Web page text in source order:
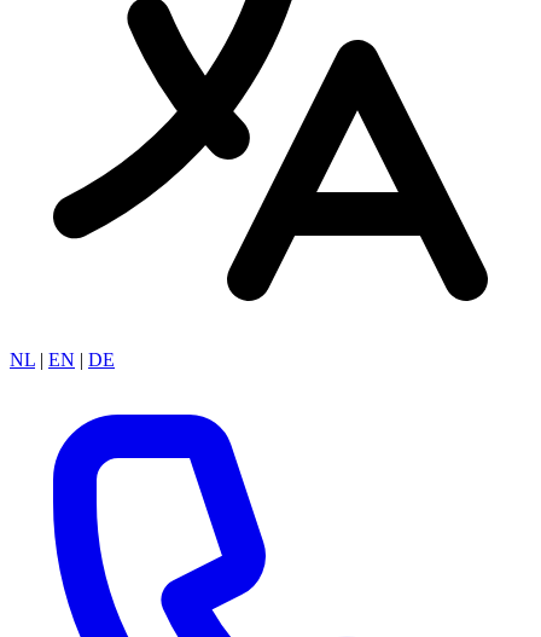
NL | EN | DE